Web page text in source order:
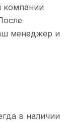
компании
менеджер и
в наличии